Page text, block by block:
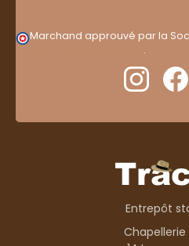
Marchand approuvé par la
.
Entrepôt